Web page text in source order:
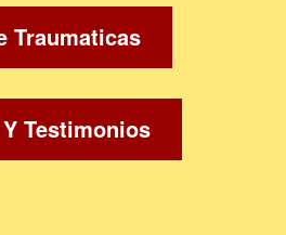
Traumaticas
Testimonios